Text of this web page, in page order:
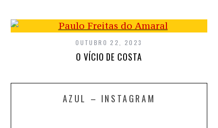
OUTUBRO 22, 2023
O VÍCIO DE COSTA
AZUL – INSTAGRAM